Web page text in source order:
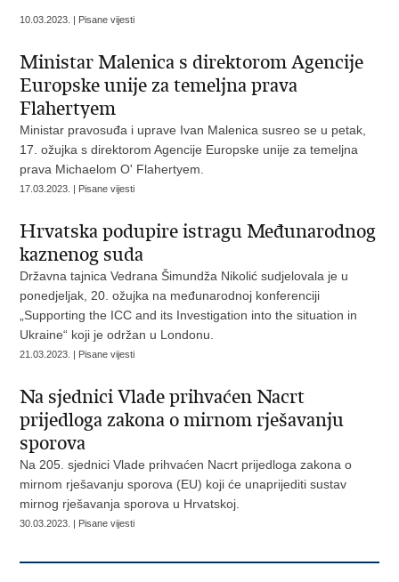
10.03.2023. | Pisane vijesti
Ministar Malenica s direktorom Agencije
Europske unije za temeljna prava
Flahertyem
Ministar pravosuđa i uprave Ivan Malenica susreo se u petak,
17. ožujka s direktorom Agencije Europske unije za temeljna
prava Michaelom O' Flahertyem.
17.03.2023. | Pisane vijesti
Hrvatska podupire istragu Međunarodnog
kaznenog suda
Državna tajnica Vedrana Šimundža Nikolić sudjelovala je u
ponedjeljak, 20. ožujka na međunarodnoj konferenciji
„Supporting the ICC and its Investigation into the situation in
Ukraine“ koji je održan u Londonu.
21.03.2023. | Pisane vijesti
Na sjednici Vlade prihvaćen Nacrt
prijedloga zakona o mirnom rješavanju
sporova
Na 205. sjednici Vlade prihvaćen Nacrt prijedloga zakona o
mirnom rješavanju sporova (EU) koji će unaprijediti sustav
mirnog rješavanja sporova u Hrvatskoj.
30.03.2023. | Pisane vijesti